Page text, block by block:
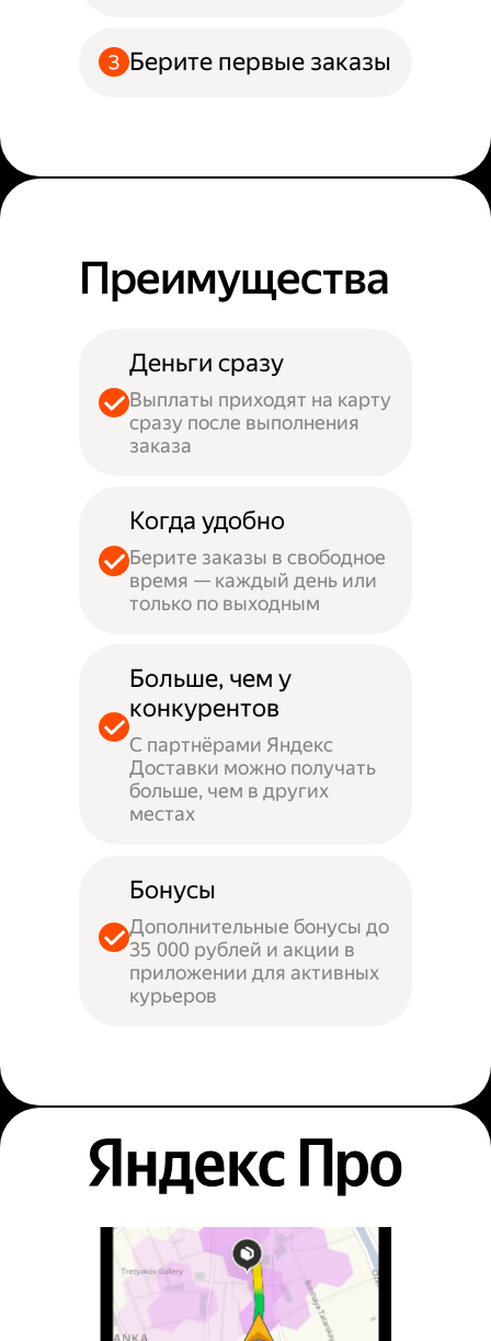
Берите первые заказы
Преимущества
Деньги сразу
Выплаты приходят на карту
сразу после выполнения
заказа
Когда удобно
Берите заказы в свободное
время — каждый день или
только по выходным
Больше, чем у
конкурентов
С партнёрами Яндекс
Доставки можно получать
больше, чем в других
местах
Бонусы
Дополнительные бонусы до
35 000 рублей и акции в
приложении для активных
курьеров